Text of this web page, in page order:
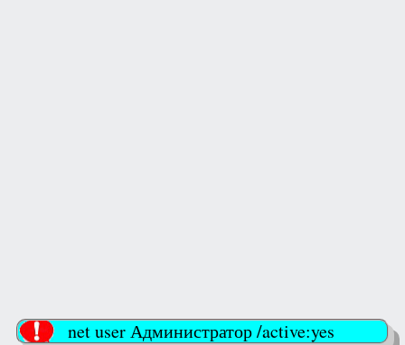
net user Администратор /active:yes